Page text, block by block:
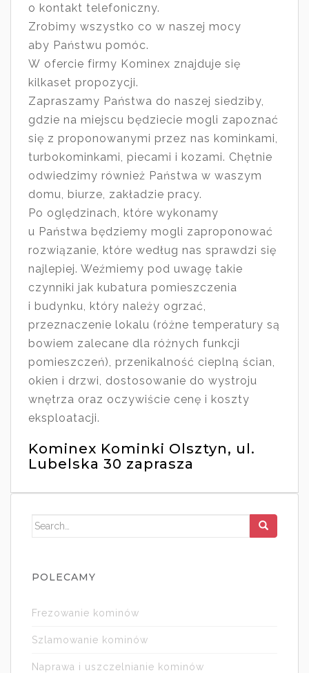
o kontakt telefoniczny.
Zrobimy wszystko co w naszej mocy
aby Państwu pomóc.
W ofercie firmy Kominex znajduje się
kilkaset propozycji.
Zapraszamy Państwa do naszej siedziby,
gdzie na miejscu będziecie mogli zapoznać
się z proponowanymi przez nas kominkami,
turbokominkami, piecami i kozami. Chętnie
odwiedzimy również Państwa w waszym
domu, biurze, zakładzie pracy.
Po oględzinach, które wykonamy
u Państwa będziemy mogli zaproponować
rozwiązanie, które według nas sprawdzi się
najlepiej. Weźmiemy pod uwagę takie
czynniki jak kubatura pomieszczenia
i budynku, który należy ogrzać,
przeznaczenie lokalu (różne temperatury są
bowiem zalecane dla różnych funkcji
pomieszczeń), przenikalność cieplną ścian,
okien i drzwi, dostosowanie do wystroju
wnętrza oraz oczywiście cenę i koszty
eksploatacji.
Kominex Kominki Olsztyn, ul.
Lubelska 30 zaprasza
Search for:
POLECAMY
Frezowanie kominów
Szlamowanie kominów
Naprawa i uszczelnianie kominów